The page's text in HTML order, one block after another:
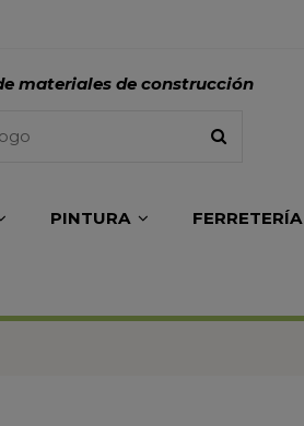
materiales de construcción
PINTURA FERRETERÍA